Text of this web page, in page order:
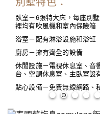
臥室－6張特大床，每座別
裡均有吹風機和室內保險箱
浴室－配有淋浴設施和浴缸
廚房－擁有齊全的設備
休閒設施－電視休息室、音
台、空調休息室、主臥室設
貼心設備－免費無線網路、